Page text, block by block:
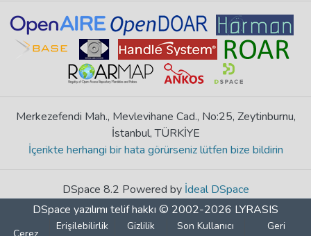
Merkezefendi Mah., Mevlevihane Cad., No:25, Zeytinburnu,
İstanbul, TÜRKİYE
İçerikte herhangi bir hata görürseniz lütfen bize bildirin
DSpace 8.2 Powered by İdeal DSpace
DSpace yazılımı telif hakkı © 2002-2026 LYRASIS
Çerez
Erişilebilirlik
Gizlilik
Son Kullanıcı
Geri